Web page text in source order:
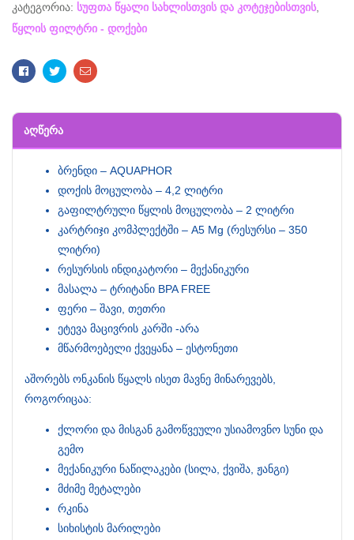
კატეგორია: სუფთა წყალი სახლისთვის და კოტეჯებისთვის
წყლის ფილტრი - დოქები
FacebookTwitterEmail
ᲐᲦᲬᲔᲠᲐ
ბრენდი – AQUAPHOR
დოქის მოცულობა – 4,2 ლიტრი
გაფილტრული წყლის მოცულობა – 2 ლიტრი
კარტრიჯი კომპლექტში – A5 Mg (რესურსი – 350
ლიტრი)
რესურსის ინდიკატორი – მექანიკური
მასალა – ტრიტანი BPA FREE
ფერი – შავი, თეთრი
ეტევა მაცივრის კარში -არა
მწარმოებელი ქვეყანა – ესტონეთი
აშორებს ონკანის წყალს ისეთ მავნე მინარევებს,
როგორიცაა:
ქლორი და მისგან გამოწვეული უსიამოვნო სუნი და
გემო
მექანიკური ნაწილაკები (სილა, ქვიშა, ჟანგი)
მძიმე მეტალები
რკინა
სიხისტის მარილები